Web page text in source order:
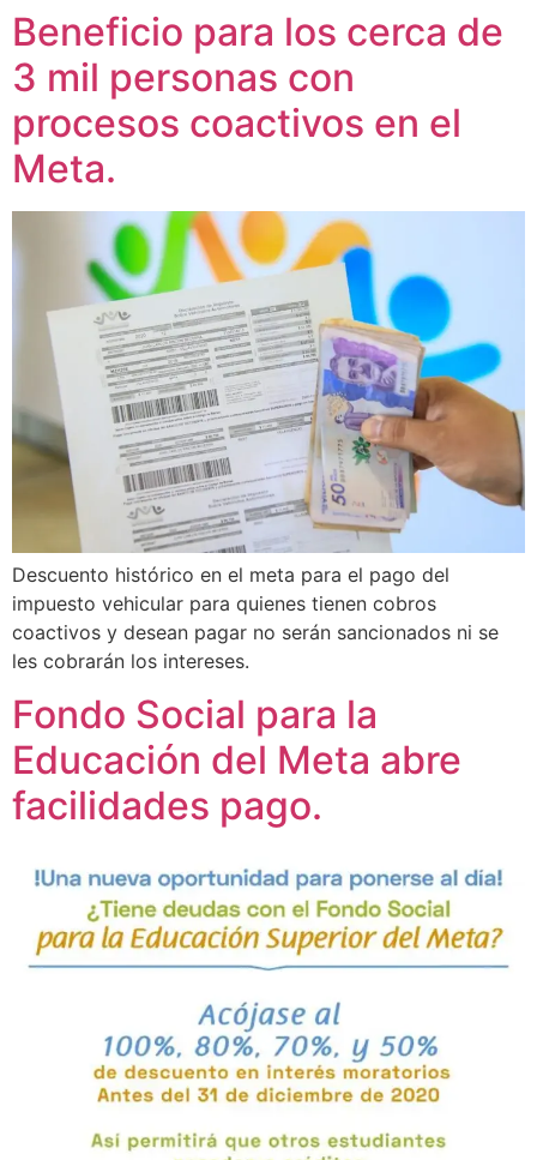
Beneficio para los cerca de
3 mil personas con
procesos coactivos en el
Meta.
Descuento histórico en el meta para el pago del
impuesto vehicular para quienes tienen cobros
coactivos y desean pagar no serán sancionados ni se
les cobrarán los intereses.
Fondo Social para la
Educación del Meta abre
facilidades pago.